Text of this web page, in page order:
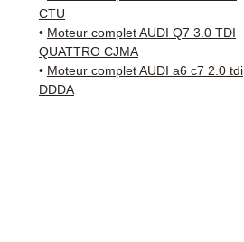
CTU
• Moteur complet AUDI Q7 3.0 TDI
QUATTRO CJMA
• Moteur complet AUDI a6 c7 2.0 tdi
DDDA